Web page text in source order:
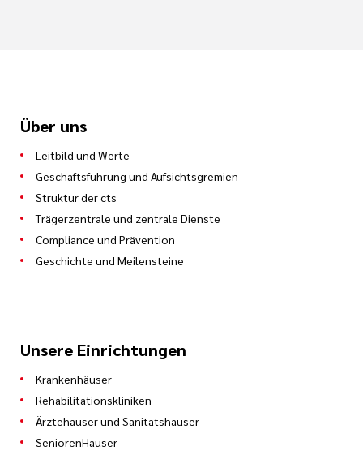
Strategischer Einkauf
Sarah Bach
Tel.: 0681 58805-379
Logistik
Viktor Hubert
Servicemitarbeiterin Wahlleistung
Stephanie Schneider
Tel.: 0681 406 4313
Über uns
Leitbild und Werte
Geschäftsführung und Aufsichtsgremien
Struktur der cts
Trägerzentrale und zentrale Dienste
Compliance und Prävention
Geschichte und Meilensteine
Unsere Einrichtungen
Krankenhäuser
Rehabilitationskliniken
Ärztehäuser und Sanitätshäuser
SeniorenHäuser